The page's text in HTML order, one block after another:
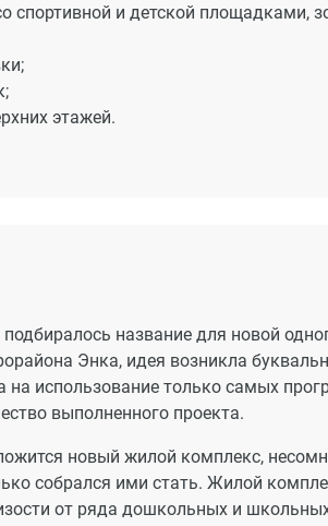
спортивной и детской площадками,
этажей.
название для новой
Энка, идея возникла
на использование только самых
выполненного проекта.
новый жилой комплекс,
собрался ими стать. Жилой
от ряда дошкольных и